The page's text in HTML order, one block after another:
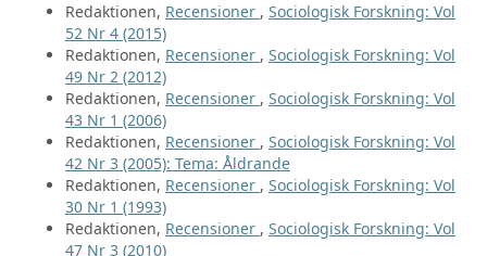
Redaktionen, Recensioner , Sociologisk Forskning: Vol
52 Nr 4 (2015)
Redaktionen, Recensioner , Sociologisk Forskning: Vol
49 Nr 2 (2012)
Redaktionen, Recensioner , Sociologisk Forskning: Vol
43 Nr 1 (2006)
Redaktionen, Recensioner , Sociologisk Forskning: Vol
42 Nr 3 (2005): Tema: Åldrande
Redaktionen, Recensioner , Sociologisk Forskning: Vol
30 Nr 1 (1993)
Redaktionen, Recensioner , Sociologisk Forskning: Vol
47 Nr 3 (2010)